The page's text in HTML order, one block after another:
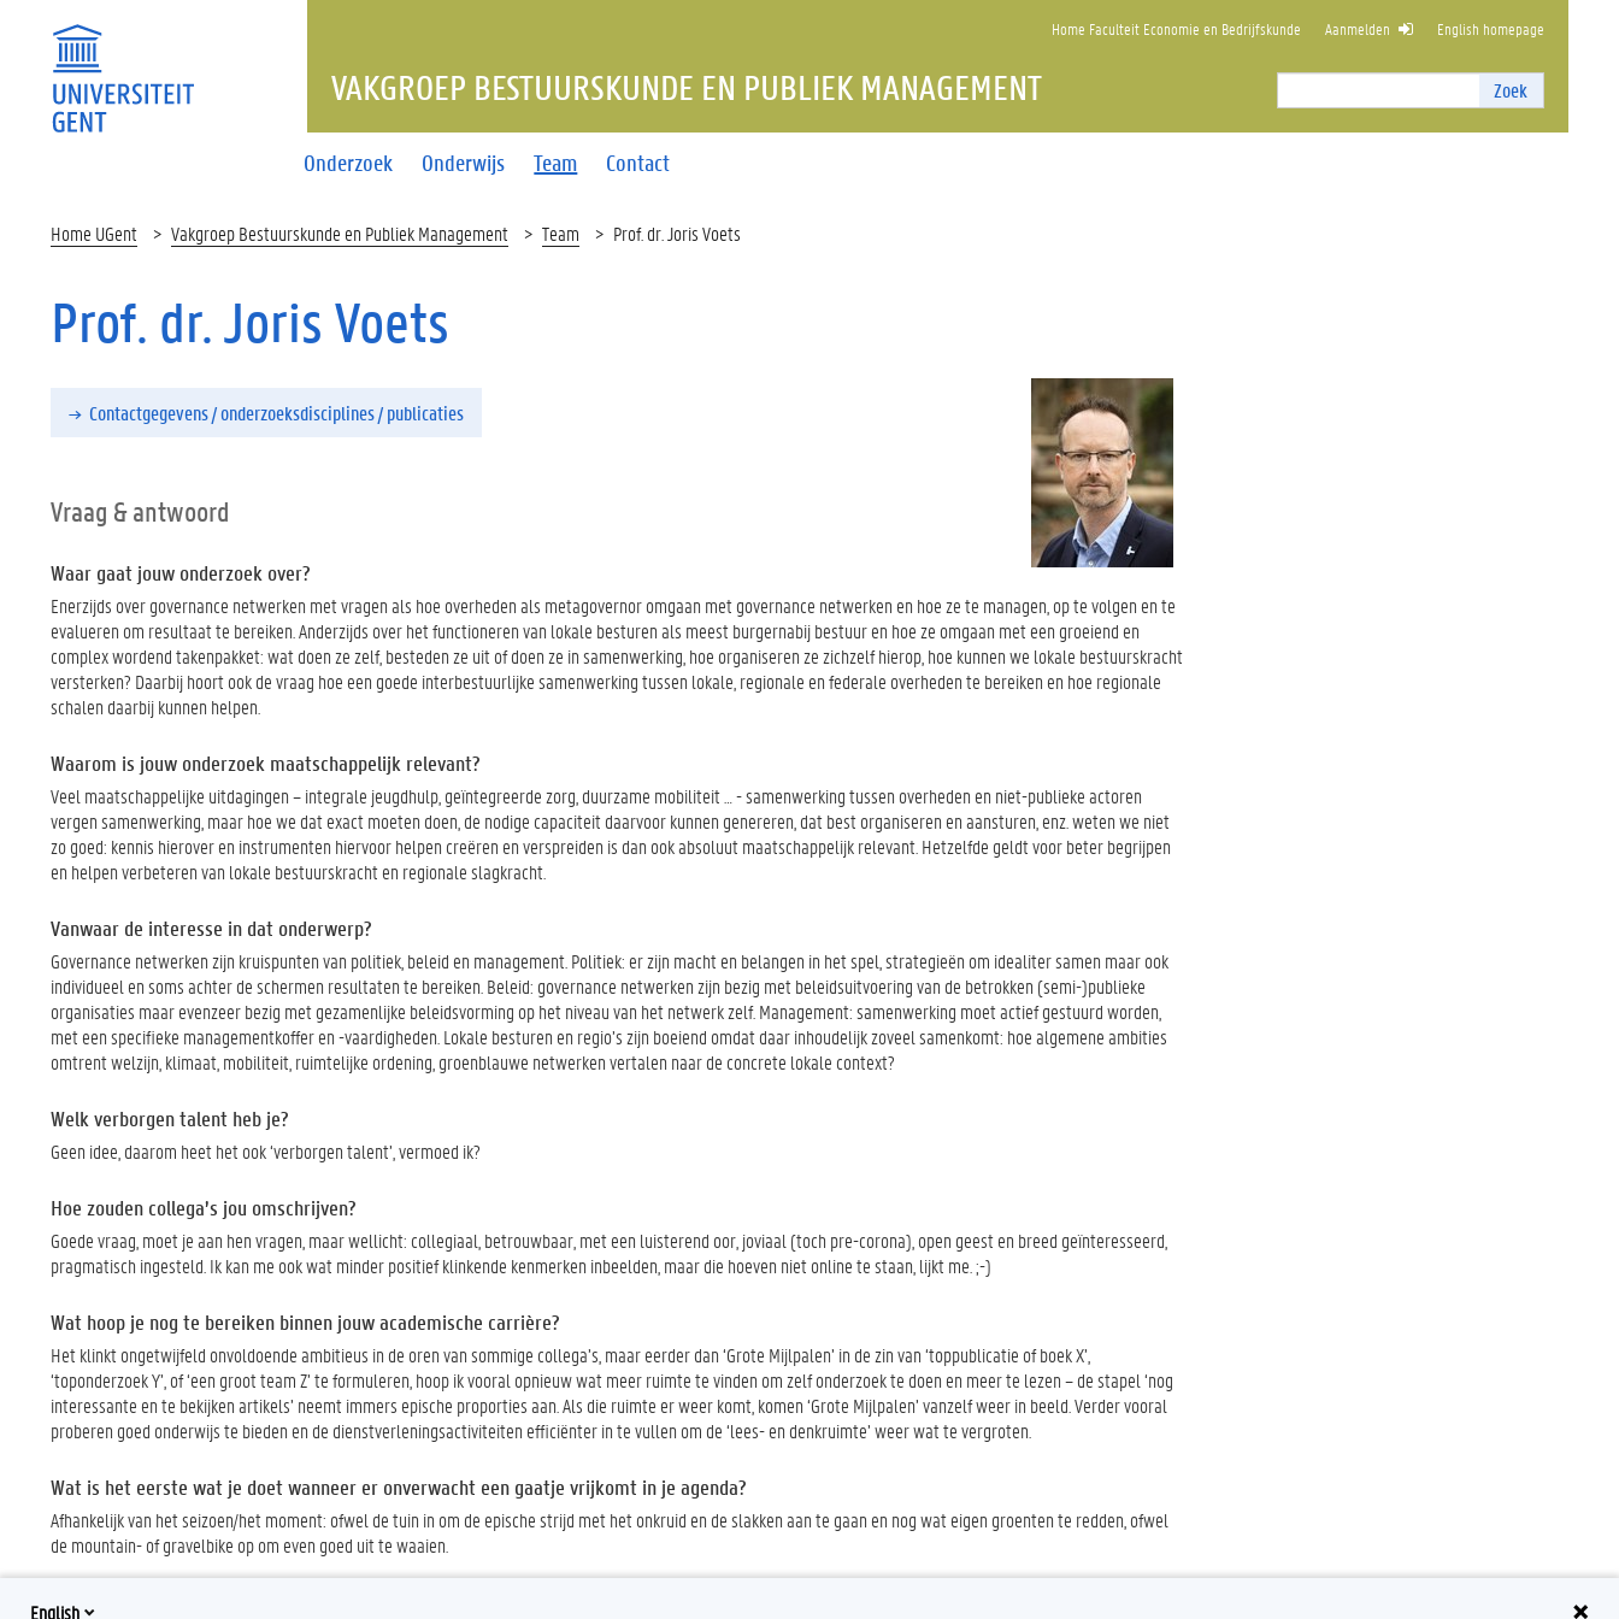
Zoek
Zoek
Home Faculteit Economie en Bedrijfskunde Aanmelden English homepage
Onderzoek Onderwijs Team Contact
VAKGROEP BESTUURSKUNDE EN PUBLIEK MANAGEMENT
Home UGent Vakgroep Bestuurskunde en Publiek Management Team Prof. dr. Joris Voets
Prof. dr. Joris Voets
Contactgegevens / onderzoeksdisciplines / publicaties
Vraag & antwoord
Waar gaat jouw onderzoek over?
Enerzijds over governance netwerken met vragen als hoe overheden als metagovernor omgaan met governance netwerken en hoe ze te managen, op te volgen en te
evalueren om resultaat te bereiken. Anderzijds over het functioneren van lokale besturen als meest burgernabij bestuur en hoe ze omgaan met een groeiend en
complex wordend takenpakket: wat doen ze zelf, besteden ze uit of doen ze in samenwerking, hoe organiseren ze zichzelf hierop, hoe kunnen we lokale bestuurskracht
versterken? Daarbij hoort ook de vraag hoe een goede interbestuurlijke samenwerking tussen lokale, regionale en federale overheden te bereiken en hoe regionale
schalen daarbij kunnen helpen.
Waarom is jouw onderzoek maatschappelijk relevant?
Veel maatschappelijke uitdagingen – integrale jeugdhulp, geïntegreerde zorg, duurzame mobiliteit … - samenwerking tussen overheden en niet-publieke actoren
vergen samenwerking, maar hoe we dat exact moeten doen, de nodige capaciteit daarvoor kunnen genereren, dat best organiseren en aansturen, enz. weten we niet
zo goed: kennis hierover en instrumenten hiervoor helpen creëren en verspreiden is dan ook absoluut maatschappelijk relevant. Hetzelfde geldt voor beter begrijpen
en helpen verbeteren van lokale bestuurskracht en regionale slagkracht.
Vanwaar de interesse in dat onderwerp?
Governance netwerken zijn kruispunten van politiek, beleid en management. Politiek: er zijn macht en belangen in het spel, strategieën om idealiter samen maar ook
individueel en soms achter de schermen resultaten te bereiken. Beleid: governance netwerken zijn bezig met beleidsuitvoering van de betrokken (semi-)publieke
organisaties maar evenzeer bezig met gezamenlijke beleidsvorming op het niveau van het netwerk zelf. Management: samenwerking moet actief gestuurd worden,
met een specifieke managementkoffer en -vaardigheden. Lokale besturen en regio’s zijn boeiend omdat daar inhoudelijk zoveel samenkomt: hoe algemene ambities
omtrent welzijn, klimaat, mobiliteit, ruimtelijke ordening, groenblauwe netwerken vertalen naar de concrete lokale context?
Welk verborgen talent heb je?
Geen idee, daarom heet het ook ‘verborgen talent’, vermoed ik?
Hoe zouden collega’s jou omschrijven?
Goede vraag, moet je aan hen vragen, maar wellicht: collegiaal, betrouwbaar, met een luisterend oor, joviaal (toch pre-corona), open geest en breed geïnteresseerd,
pragmatisch ingesteld. Ik kan me ook wat minder positief klinkende kenmerken inbeelden, maar die hoeven niet online te staan, lijkt me. ;-)
Wat hoop je nog te bereiken binnen jouw academische carrière?
Het klinkt ongetwijfeld onvoldoende ambitieus in de oren van sommige collega’s, maar eerder dan ‘Grote Mijlpalen’ in de zin van ‘toppublicatie of boek X’,
‘toponderzoek Y’, of ‘een groot team Z’ te formuleren, hoop ik vooral opnieuw wat meer ruimte te vinden om zelf onderzoek te doen en meer te lezen – de stapel ‘nog
interessante en te bekijken artikels’ neemt immers epische proporties aan. Als die ruimte er weer komt, komen ‘Grote Mijlpalen’ vanzelf weer in beeld. Verder vooral
proberen goed onderwijs te bieden en de dienstverleningsactiviteiten efficiënter in te vullen om de ‘lees- en denkruimte’ weer wat te vergroten.
Wat is het eerste wat je doet wanneer er onverwacht een gaatje vrijkomt in je agenda?
Afhankelijk van het seizoen/het moment: ofwel de tuin in om de epische strijd met het onkruid en de slakken aan te gaan en nog wat eigen groenten te redden, ofwel
de mountain- of gravelbike op om even goed uit te waaien.
English